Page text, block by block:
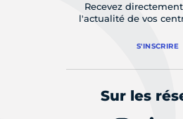
Recevez
l'actualité de vos
S'INSCRIRE
Sur les